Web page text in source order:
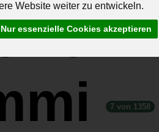
Website weiter zu entwickeln.
Nur essenzielle Cookies akzeptieren
7 von 1358